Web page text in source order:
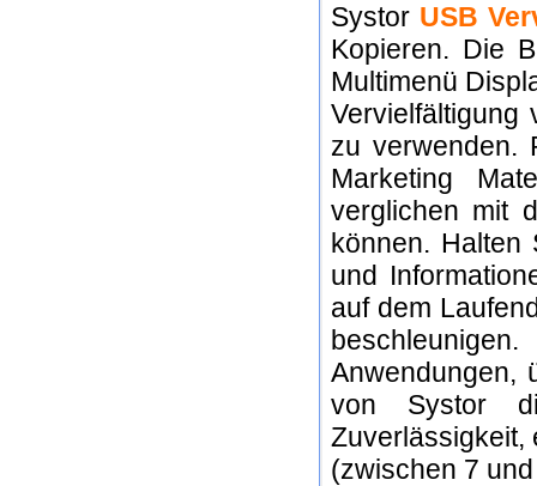
Systor USB
Kopieren. Die
Multimenü
Vervielfältigung
zu verwenden.
Marketing
verglichen mit
können. Halten
und
auf dem
Anwendungen,
von Systor
Zuverlässigkeit,
(zwischen 7